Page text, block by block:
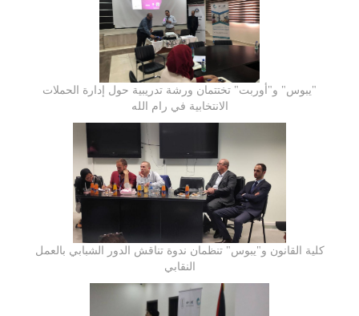
"يبوس" و"أوربت" تختتمان ورشة تدريبية حول إدارة الحملات
الانتخابية في رام الله
كلية القانون و"يبوس" تنظمان ندوة تناقش الدور الشبابي بالعمل
النقابي